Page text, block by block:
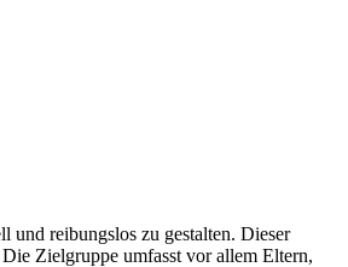
reibungslos zu gestalten. Dieser
Zielgruppe umfasst vor allem Eltern,